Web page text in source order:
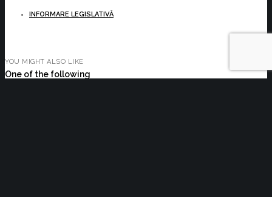
INFORMARE LEGISLATIVĂ
YOU MIGHT ALSO LIKE
One of the following